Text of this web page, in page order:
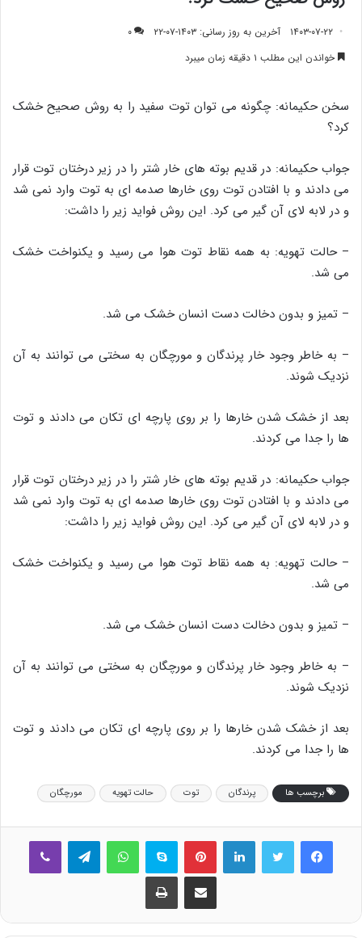
۱۴۰۳-۰۷-۲۲ آخرین به روز رسانی: ۱۴۰۳-۰۷-۲۲
۰
خواندن این مطلب ۱ دقیقه زمان میبرد
سخن حکیمانه: چگونه می توان توت سفید را به روش صحیح خشک
کرد؟
جواب حکیمانه: در قدیم بوته های خار شتر را در زیر درختان توت قرار
می دادند و با افتادن توت روی خارها صدمه ای به توت وارد نمی شد
و در لابه لای آن گیر می کرد. این روش فواید زیر را داشت:
– حالت تهویه: به همه نقاط توت هوا می رسید و یکنواخت خشک
می شد.
– تمیز و بدون دخالت دست انسان خشک می شد.
– به خاطر وجود خار پرندگان و مورچگان به سختی می توانند به آن
نزدیک شوند.
بعد از خشک شدن خارها را بر روی پارچه ای تکان می دادند و توت
ها را جدا می کردند.
جواب حکیمانه: در قدیم بوته های خار شتر را در زیر درختان توت قرار
می دادند و با افتادن توت روی خارها صدمه ای به توت وارد نمی شد
و در لابه لای آن گیر می کرد. این روش فواید زیر را داشت:
– حالت تهویه: به همه نقاط توت هوا می رسید و یکنواخت خشک
می شد.
– تمیز و بدون دخالت دست انسان خشک می شد.
– به خاطر وجود خار پرندگان و مورچگان به سختی می توانند به آن
نزدیک شوند.
بعد از خشک شدن خارها را بر روی پارچه ای تکان می دادند و توت
ها را جدا می کردند.
برچسب ها پرندگان توت حالت تهویه مورچگان
فیس بوک لینکدین ‫پین‌ترست اسکایپ واتس آپ
اشتراک گذاری از طریق ایمیل چاپ